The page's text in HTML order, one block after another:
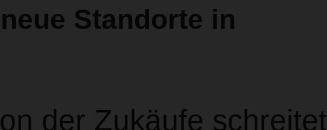
Standorte in
der Zukäufe schreitet